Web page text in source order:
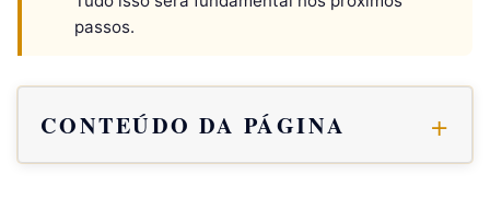
passos.
CONTEÚDO DA PÁGINA